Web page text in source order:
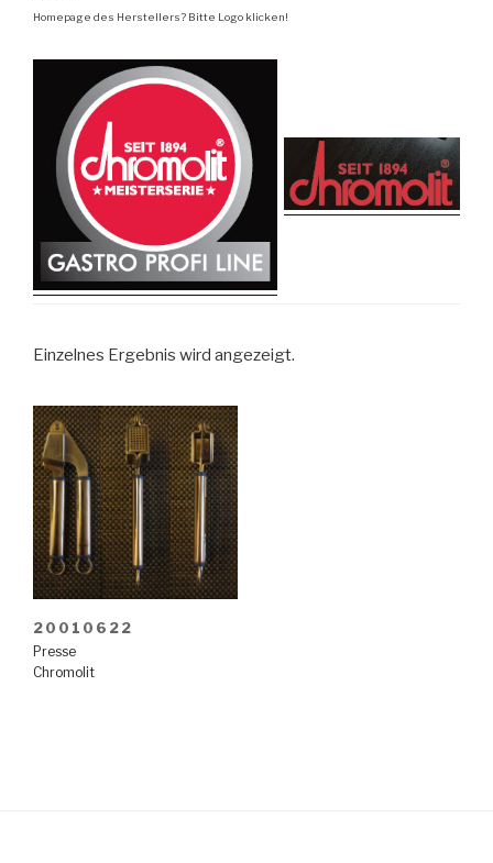
Homepage des Herstellers? Bitte Logo klicken!
Einzelnes Ergebnis wird angezeigt.
20010622
Presse
Chromolit